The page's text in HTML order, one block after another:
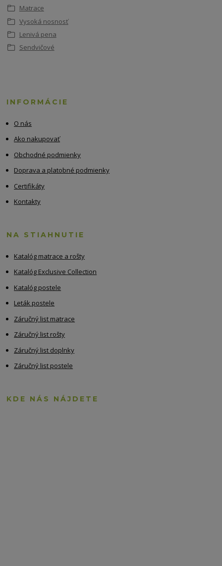
Matrace
Vysoká nosnosť
Lenivá pena
Sendvičové
INFORMÁCIE
O nás
Ako nakupovať
Obchodné podmienky
Doprava a platobné podmienky
Certifikáty
Kontakty
NA STIAHNUTIE
Katalóg matrace a rošty
Katalóg Exclusive Collection
Katalóg postele
Leták postele
Záručný list matrace
Záručný list rošty
Záručný list doplnky
Záručný list postele
KDE NÁS NÁJDETE